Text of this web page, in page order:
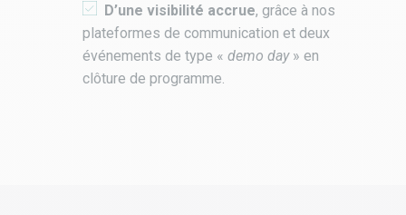
D’une visibilité accrue, grâce à nos
plateformes de communication et deux
événements de type « demo day» en
clôture de programme.